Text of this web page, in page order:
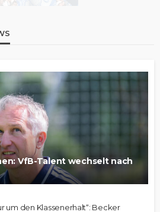
VfB-Talent wechselt nach
um den Klassenerhalt“: Becker